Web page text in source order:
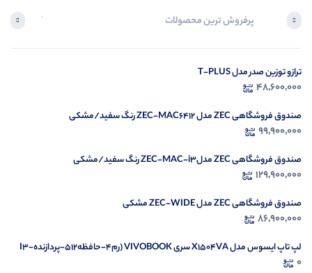
پرفروش ترین محصولات آخرین
ترازو توزین صدر مدل T-PLUS
48,600,000
صندوق فروشگاهی ZEC مدل ZEC-MAC6412 رنگ سفید/مشکی
99,900,000
صندوق فروشگاهی ZEC مدلZEC-MAC-i3 رنگ سفید/مشکی
129,900,000
صندوق فروشگاهی ZEC مدل ZEC-WIDE مشکی
86,900,000
لپ تاپ ایسوس مدل X1504VA سری VIVOBOOK (رم4-حافظه512-پردازندهI3-
1335U)
0